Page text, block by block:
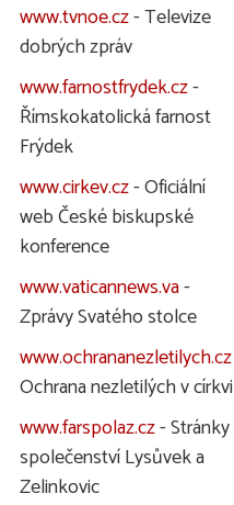
www.tvnoe.cz- Televize
dobrých zpráv
www.farnostfrydek.cz-
Římskokatolická farnost
Frýdek
www.cirkev.cz- Oficiální
web České biskupské
konference
www.vaticannews.va-
Zprávy Svatého stolce
www.ochrananezletilych.cz
Ochrana nezletilých v církvi
www.farspolaz.cz- Stránky
společenství Lysůvek a
Zelinkovic